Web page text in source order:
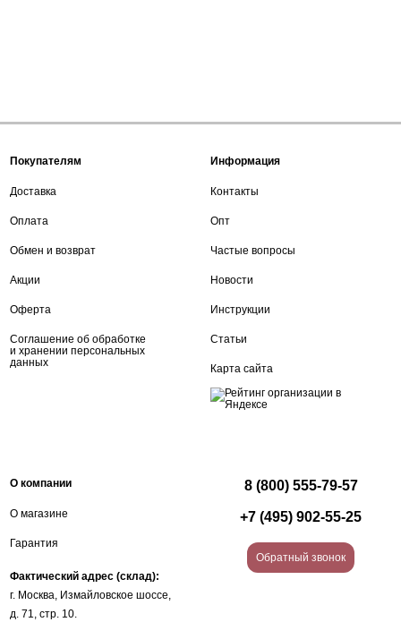
Покупателям
Доставка
Оплата
Обмен и возврат
Акции
Оферта
Соглашение об обработке
и хранении персональных
данных
Информация
Контакты
Опт
Частые вопросы
Новости
Инструкции
Статьи
Карта сайта
О компании
О магазине
Гарантия
Фактический адрес (склад):
г. Москва, Измайловское шоссе,
д. 71, стр. 10.
8 (800) 555-79-57
+7 (495) 902-55-25
Обратный звонок